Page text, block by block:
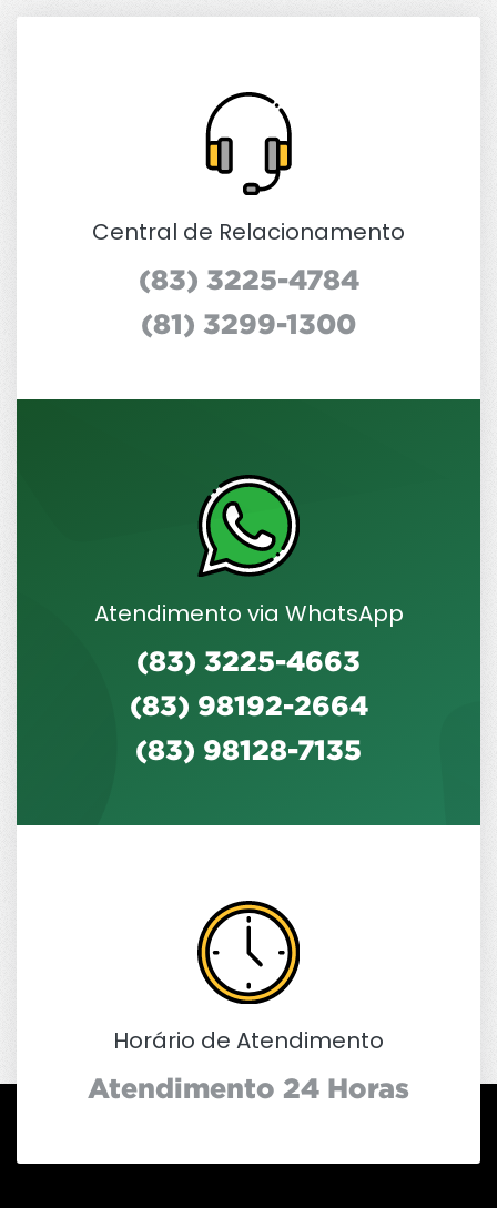
Central de Relacionamento
(83) 3225-4784
(81) 3299-1300
Atendimento via WhatsApp
(83) 3225-4663
(83) 98192-2664
(83) 98128-7135
Horário de Atendimento
Atendimento 24 Horas